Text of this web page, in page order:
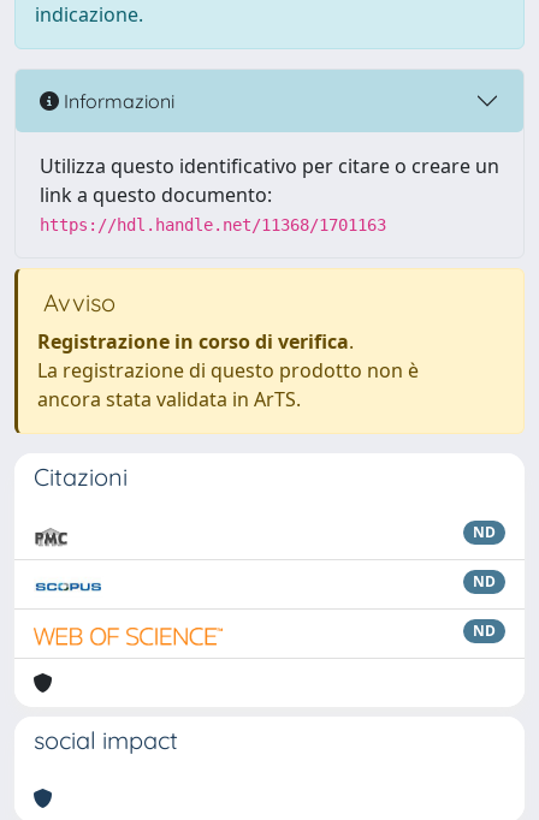
indicazione.
Informazioni
Utilizza questo identificativo per citare o creare un
link a questo documento:
https://hdl.handle.net/11368/1701163
Avviso
Registrazione in corso di verifica.
La registrazione di questo prodotto non è
ancora stata validata in ArTS.
Citazioni
ND
ND
ND
social impact